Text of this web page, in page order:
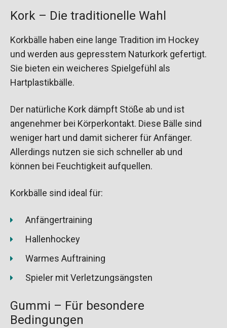
Kork – Die traditionelle Wahl
Korkbälle haben eine lange Tradition im Hockey
und werden aus gepresstem Naturkork gefertigt.
Sie bieten ein weicheres Spielgefühl als
Hartplastikbälle.
Der natürliche Kork dämpft Stöße ab und ist
angenehmer bei Körperkontakt. Diese Bälle sind
weniger hart und damit sicherer für Anfänger.
Allerdings nutzen sie sich schneller ab und
können bei Feuchtigkeit aufquellen.
Korkbälle sind ideal für:
Anfängertraining
Hallenhockey
Warmes Auftraining
Spieler mit Verletzungsängsten
Gummi – Für besondere
Bedingungen